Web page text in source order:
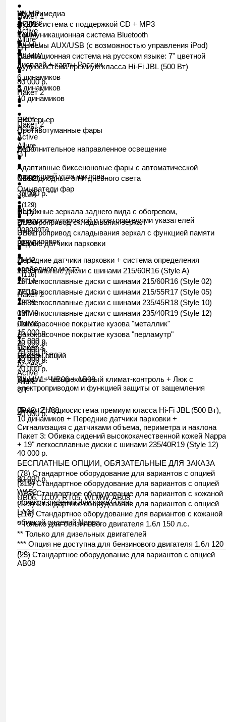
●
●
●
Пакет 1
●
●
●
Мультимедиа
Access
Active
Allure
GT
WLMP
Аудиосистема с поддержкой CD + MP3
●
●
●
●
DO01
Коммуникационная система Bluetooth
●
●
●
●
YM04
Разъемы AUX/USB (с возможностью управления iPod)
●
●
●
●
WLMU
Навигационная система на русском языке: 7" цветной
дисплей + карты России
80 000 р.
●
●
WLMW
Аудиосистема премиум класса Hi-Fi JBL(500 Вт)
Пакет 2
●
6 динамиков
●
8 динамиков
●
●
10 динамиков
Пакет 2
●
Экстерьер
Access
Active
Allure
GT
PR01
Противотуманные фары
●
●
●
●
Дополнительное направленное освещение
●
●
●
●
LA04
Адаптивные биксеноновые фары с автоматической
коррекцией угла наклона
35 000 р.***
●
●
Светодиодные огни дневного света
●(129)
●
●
ND02
Омыватели фар
●(129)
●
●
Наружные зеркала заднего вида с обогревом,
электрорегулировкой и повторителями указателей
поворота
●
●
●
●
HU10
Электропривод складывания зеркал
●
●
HU08
Электропривод складывания зеркал с функцией памяти
регулировок
●(116)
UB01
Задние датчики парковки
●
●
UB06
Передние датчики парковки + система определения
свободного места
Пакет 2
●
ZH42
16" стальные диски с шинами 215/60R16 (Style A)
●
ZH89
16" легкосплавные диски с шинами 215/60R16 (Style 02)
●
ZH1A
17" легкосплавные диски с шинами 215/55R17 (Style 05)
●
ZH1D
18" легкосплавные диски с шинами 235/45R18 (Style 10)
●
ZH88
19" легкосплавные диски с шинами 235/40R19 (Style 12)
Пакет 3
0MM0
Лакокрасочное покрытие кузова "металлик"
15 000 р.
15 000 р.
15 000 р.
15 000 р.
0MM6
Лакокрасочное покрытие кузова "перламутр"
20 000 р.
20 000 р.
20 000 р.
20 000 р.
Пакеты опций
Access
Active
Allure
GT
RT05 + TC07
Пакет 1: Четырехзонный климат-контроль + Люк с
электроприводом и функцией защиты от защемления
40 000 р.
WLMW + UB06 + AB08
Пакет 2: Аудиосистема премиум класса Hi-Fi JBL(500 Вт),
10 динамиков + Передние датчики парковки +
Сигнализация с датчиками объема, периметра и наклона
40 000 р.
0P4Q+ZH88
Пакет 3: Обивка сидений высококачественной кожей Nappa
+ 19" легкосплавные диски с шинами 235/40R19 (Style 12)
80 000 р.
БЕСПЛАТНЫЕ ОПЦИИ, ОБЯЗАТЕЛЬНЫЕ ДЛЯ ЗАКАЗА
UB06, TC07, RT05, WLMW, AB08
(23) Стандартное оборудование для вариантов с опцией
AB08
(78) Стандартное оборудование для вариантов с опцией
RT05
(319) Стандартное оборудование для вариантов с опцией
WA52
(133) Стандартное оборудование для вариантов с кожаной
обивкой сидений или кожа+ткань
(129) Стандартное оборудование для вариантов с опцией
LA04
(116) Стандартное оборудование для вариантов с кожаной
обивкой сидений Nappa
* Только для бензинового двигателя 1.6л 150 л.с.
** Только для дизельных двигателей
*** Опция не доступна для бензинового двигателя 1.6л 120
л.с.